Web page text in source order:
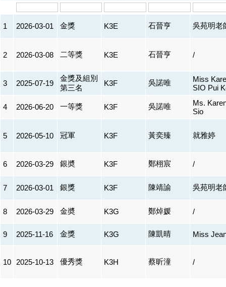
1 2026-03-01 金獎 K3E 石晉亨 吳苑明老
2 2026-03-08 二等獎 K3E 石晉亨 /
3 2025-07-19
金獎及組別
第三名
K3F 吳諾唯
Miss
SIO Pui
4 2026-06-20 一等獎 K3F 吳諾唯
Ms.
Sio
5 2026-05-10 冠軍 K3F 黃奕臻 就雅婷
6 2026-03-29 銀奬 K3F 鄭栩宸 /
7 2026-03-01 銀獎 K3F 陳靖諭 吳苑明老
8 2026-03-29 金奬 K3G 鄭焯媛 /
9 2025-11-16 金獎 K3G 陳凱晴 Miss
10 2025-10-13 優秀獎 K3H 蔡昕潼 /